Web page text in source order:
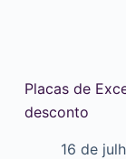
Placas de
desconto
16 de